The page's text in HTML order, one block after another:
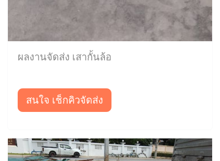
ผลงานจัดส่ง เสากั้นล้อ
สนใจ เช็กคิวจัดส่ง